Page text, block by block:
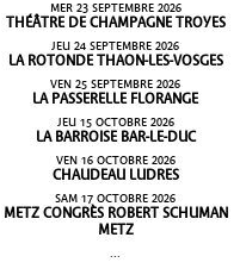
MER 23 SEPTEMBRE 2026
THÉÂTRE DE CHAMPAGNE TROYES
JEU 24 SEPTEMBRE 2026
LA ROTONDE THAON-LES-VOSGES
VEN 25 SEPTEMBRE 2026
LA PASSERELLE FLORANGE
JEU 15 OCTOBRE 2026
LA BARROISE BAR-LE-DUC
VEN 16 OCTOBRE 2026
CHAUDEAU LUDRES
SAM 17 OCTOBRE 2026
METZ CONGRÈS ROBERT SCHUMAN
METZ